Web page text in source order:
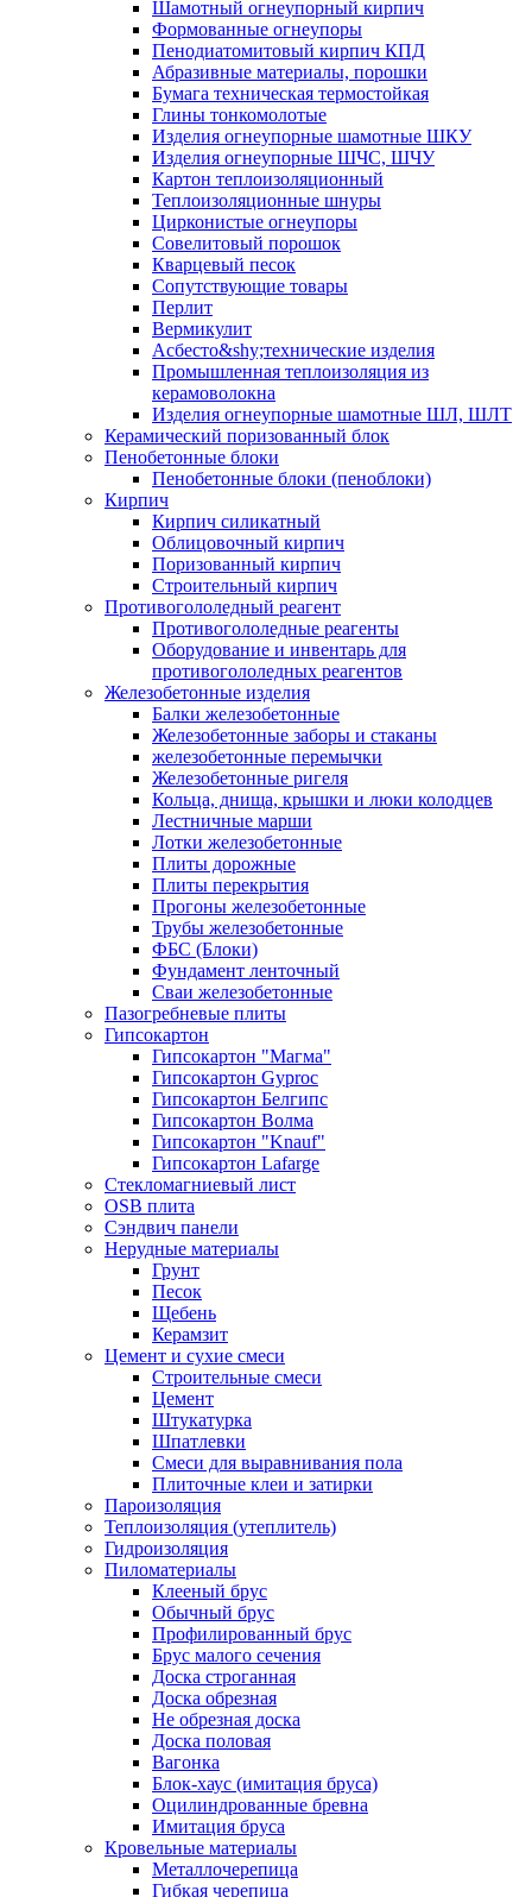
Шамотный огнеупорный кирпич
Формованные огнеупоры
Пенодиатомитовый кирпич КПД
Абразивные материалы, порошки
Бумага техническая термостойкая
Глины тонкомолотые
Изделия огнеупорные шамотные ШКУ
Изделия огнеупорные ШЧС, ШЧУ
Картон теплоизоляционный
Теплоизоляционные шнуры
Цирконистые огнеупоры
Совелитовый порошок
Кварцевый песок
Сопутствующие товары
Перлит
Вермикулит
Асбесто&shy;технические изделия
Промышленная теплоизоляция из
керамоволокна
Изделия огнеупорные шамотные ШЛ, ШЛТ
Керамический поризованный блок
Пенобетонные блоки
Пенобетонные блоки (пеноблоки)
Кирпич
Кирпич силикатный
Облицовочный кирпич
Поризованный кирпич
Строительный кирпич
Противогололедный реагент
Противогололедные реагенты
Оборудование и инвентарь для
противогололедных реагентов
Железобетонные изделия
Балки железобетонные
Железобетонные заборы и стаканы
железобетонные перемычки
Железобетонные ригеля
Кольца, днища, крышки и люки колодцев
Лестничные марши
Лотки железобетонные
Плиты дорожные
Плиты перекрытия
Прогоны железобетонные
Трубы железобетонные
ФБС (Блоки)
Фундамент ленточный
Сваи железобетонные
Пазогребневые плиты
Гипсокартон
Гипсокартон "Магма"
Гипсокартон Gyproc
Гипсокартон Белгипс
Гипсокартон Волма
Гипсокартон "Knauf"
Гипсокартон Lafarge
Стекломагниевый лист
OSB плита
Сэндвич панели
Нерудные материалы
Грунт
Песок
Щебень
Керамзит
Цемент и сухие смеси
Строительные смеси
Цемент
Штукатурка
Шпатлевки
Смеси для выравнивания пола
Плиточные клеи и затирки
Пароизоляция
Теплоизоляция (утеплитель)
Гидроизоляция
Пиломатериалы
Клееный брус
Обычный брус
Профилированный брус
Брус малого сечения
Доска строганная
Доска обрезная
Не обрезная доска
Доска половая
Вагонка
Блок-хаус (имитация бруса)
Оцилиндрованные бревна
Имитация бруса
Кровельные материалы
Металлочерепица
Гибкая черепица